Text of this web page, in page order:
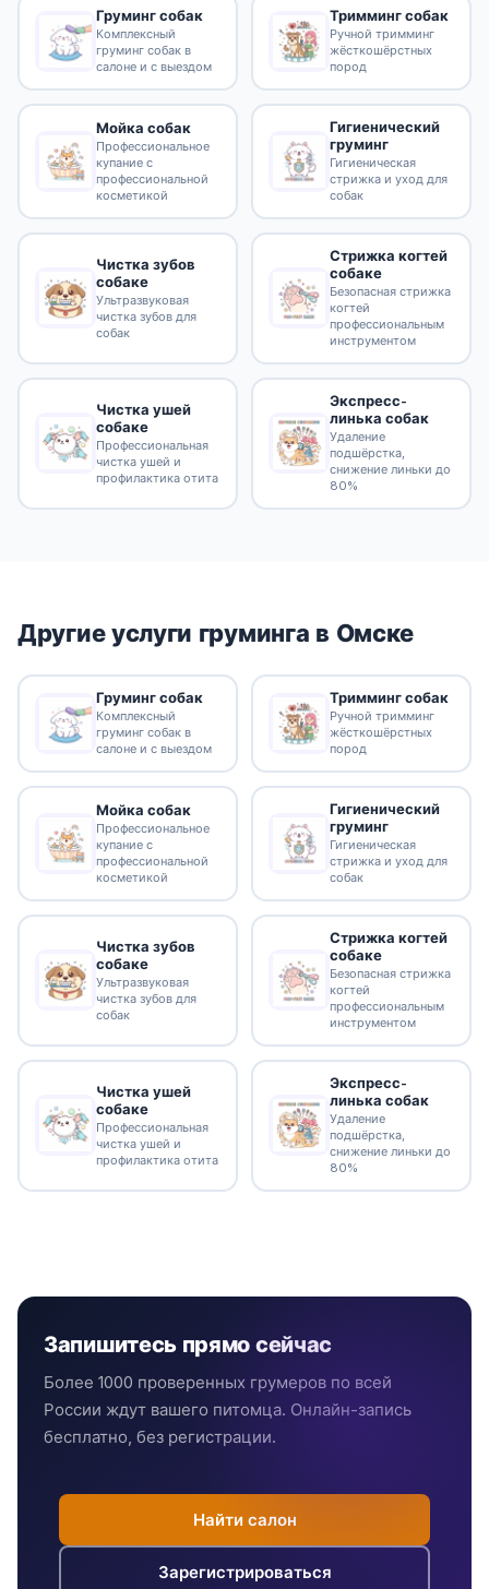
Груминг собак
Комплексный
груминг собак в
салоне и с выездом
Тримминг собак
Ручной тримминг
жёсткошёрстных
пород
Мойка собак
Профессиональное
купание с
профессиональной
косметикой
Гигиенический
груминг
Гигиеническая
стрижка и уход для
собак
Чистка зубов
собаке
Ультразвуковая
чистка зубов для
собак
Стрижка когтей
собаке
Безопасная стрижка
когтей
профессиональным
инструментом
Чистка ушей
собаке
Профессиональная
чистка ушей и
профилактика отита
Экспресс-
линька собак
Удаление
подшёрстка,
снижение линьки до
80%
Другие услуги груминга в Омске
Груминг собак
Комплексный
груминг собак в
салоне и с выездом
Тримминг собак
Ручной тримминг
жёсткошёрстных
пород
Мойка собак
Профессиональное
купание с
профессиональной
косметикой
Гигиенический
груминг
Гигиеническая
стрижка и уход для
собак
Чистка зубов
собаке
Ультразвуковая
чистка зубов для
собак
Стрижка когтей
собаке
Безопасная стрижка
когтей
профессиональным
инструментом
Чистка ушей
собаке
Профессиональная
чистка ушей и
профилактика отита
Экспресс-
линька собак
Удаление
подшёрстка,
снижение линьки до
80%
Запишитесь прямо сейчас
Более 1000 проверенных грумеров по всей
России ждут вашего питомца. Онлайн-запись
бесплатно, без регистрации.
Найти салон
Зарегистрироваться